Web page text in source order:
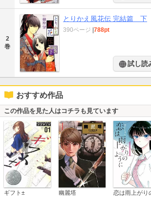
2
巻
とりかえ風花伝 完結篇 下
390ページ 788pt
試し読
おすすめ作品
この作品を見た人はコチラも見ています
ギフト± 幽麗塔